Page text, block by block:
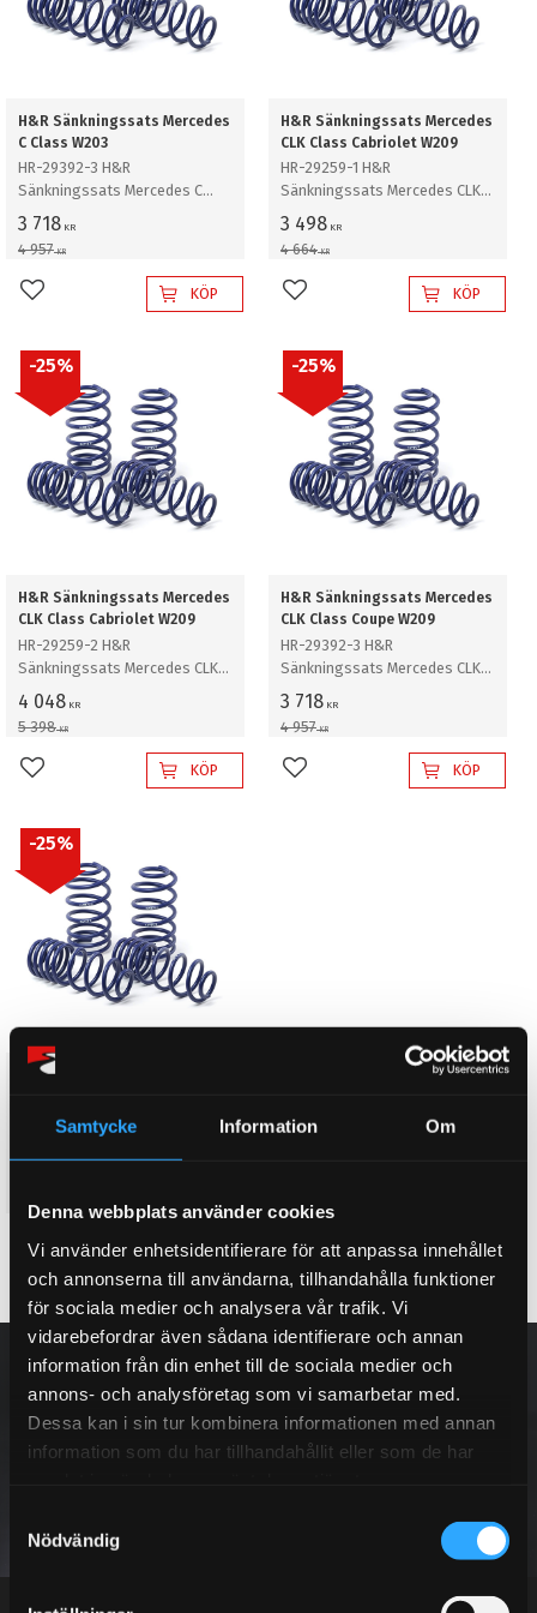
Samtycke Information Om
Denna webbplats använder cookies
Vi använder enhetsidentifierare för att anpassa innehållet
och annonserna till användarna, tillhandahålla funktioner
för sociala medier och analysera vår trafik. Vi
vidarebefordrar även sådana identifierare och annan
information från din enhet till de sociala medier och
annons- och analysföretag som vi samarbetar med.
Dessa kan i sin tur kombinera informationen med annan
information som du har tillhandahållit eller som de har
m
Nödvändig
H&R Sänkningssats Mercedes
C Class W203
HR-29392-3 H&R
Sänkningssats Mercedes C
Class Typ W203, V8, C55 AMG
Sänker ca: 40mm
3 718 KR
4 957KR
Lägg till i favoriterKÖP
H&R Sänkningssats Mercedes
CLK Class Cabriolet W209
HR-29259-1 H&R
Sänkningssats Mercedes CLK
Class Cabriolet Typ W209, CLK
200, 240, 280, 320,350 Sänker
ca: 35mm
3 498 KR
4 664KR
Lägg till i favoriterKÖP
H&R Sänkningssats Mercedes
CLK Class Cabriolet W209
HR-29259-2 H&R
Sänkningssats Mercedes CLK
Class Cabriolet Typ W209, CLK
320 CDI, 500, 55 AMG Sänker ca:
35mm
4 048 KR
5 398KR
25%
Lägg till i favoriterKÖP
H&R Sänkningssats Mercedes
CLK Class Coupe W209
HR-29392-3 H&R
Sänkningssats Mercedes CLK
Class Coupe Typ W209, V8, inkl.
CLK55 AMG Sänker ca: 40mm
3 718 KR
4 957KR
25%
Lägg till i favoriterKÖP
H&R Sänkningssats Mercedes
HR-29392-1 H&R
4 298
25%
Lägg till i favoriterKÖP
NYHETSBREV
integritetspolicy.